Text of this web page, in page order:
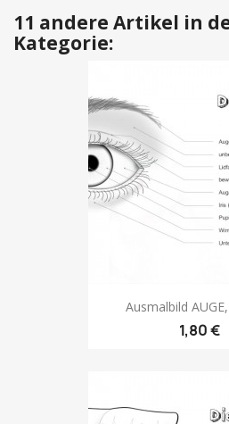
11 andere Artikel in
Kategorie:
Ausmalbild
1,80 €